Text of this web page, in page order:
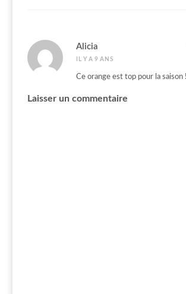
Alicia
IL Y A 9 ANS
Ce orange est top pour la saison !
Laisser un commentaire